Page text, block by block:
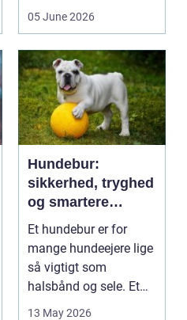
behandlinger foregår i
05 June 2026
Hundebur:
sikkerhed, tryghed
og smartere
hverdag med hund
Et hundebur er for
mange hundeejere lige
så vigtigt som
halsbånd og sele. Et
godt bur gi...
13 May 2026